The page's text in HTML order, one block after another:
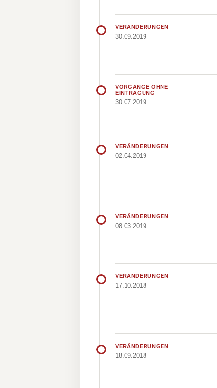
VERÄNDERUNGEN
30.09.2019
VORGÄNGE OHNE
EINTRAGUNG
30.07.2019
VERÄNDERUNGEN
02.04.2019
VERÄNDERUNGEN
08.03.2019
VERÄNDERUNGEN
17.10.2018
VERÄNDERUNGEN
18.09.2018